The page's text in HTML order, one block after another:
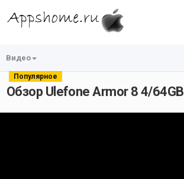
Видео
Популярное
Обзор Ulefone Armor 8 4/64GB